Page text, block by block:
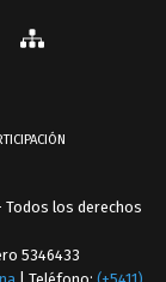
Todos los derechos
5346433